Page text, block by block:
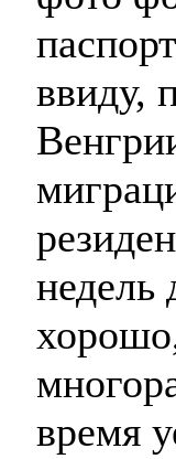
ввиду,
недель
время